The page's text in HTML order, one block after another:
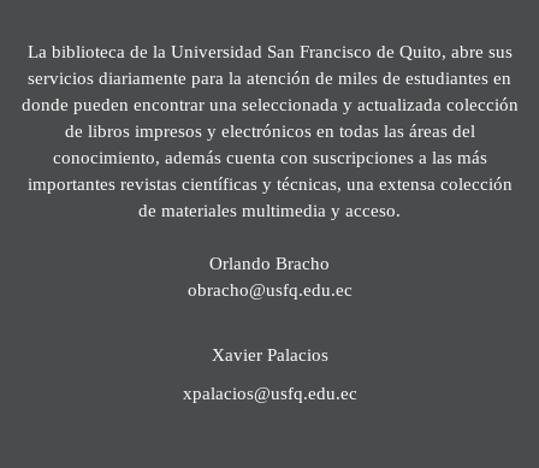
La biblioteca de la Universidad San Francisco de Quito, abre sus
servicios diariamente para la atención de miles de estudiantes en
donde pueden encontrar una seleccionada y actualizada colección
de libros impresos y electrónicos en todas las áreas del
conocimiento, además cuenta con suscripciones a las más
importantes revistas científicas y técnicas, una extensa colección
de materiales multimedia y acceso.
Orlando Bracho
obracho@usfq.edu.ec
Xavier Palacios
xpalacios@usfq.edu.ec